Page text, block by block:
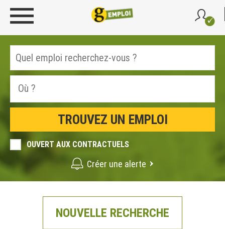
OUVERT AUX CONTRACTUELS
Créer une alerte
NOUVELLE RECHERCHE